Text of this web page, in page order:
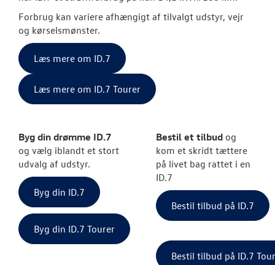
Forbrug kan variere afhængigt af tilvalgt udstyr, vejr
og kørselsmønster.
Læs mere om ID.7
Læs mere om ID.7 Tourer
Byg din drømme ID.7
og vælg iblandt et stort
udvalg af udstyr.
Byg din ID.7
Byg din ID.7 Tourer
Bestil et tilbud og
kom et skridt tættere
på livet bag rattet i en
ID.7
Bestil tilbud på ID.7
Bestil tilbud på ID.7